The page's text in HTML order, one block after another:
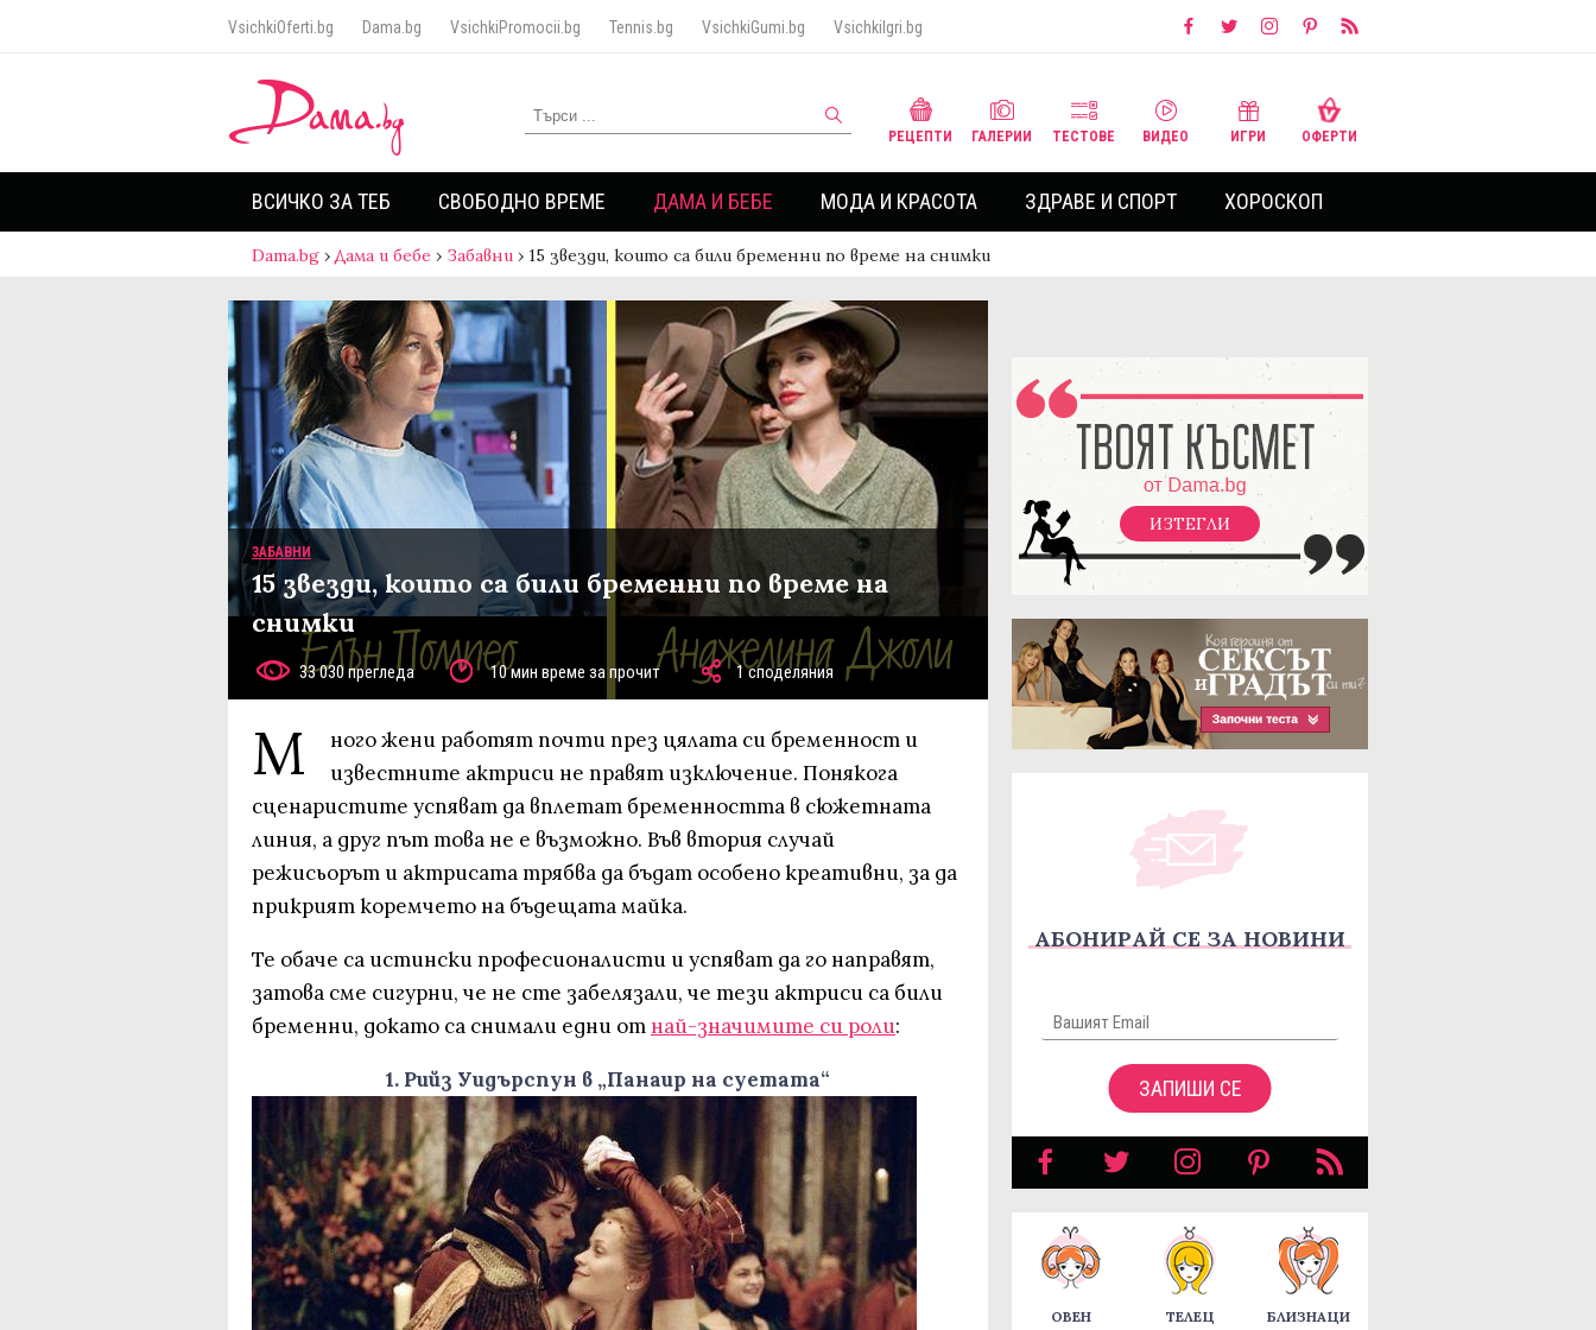
VsichkiOferti.bg Dama.bg VsichkiPromocii.bg Tennis.bg VsichkiGumi.bg VsichkiIgri.bg
РЕЦЕПТИ ГАЛЕРИИ ТЕСТОВЕ ВИДЕО ИГРИ ОФЕРТИ
ВСИЧКО ЗА ТЕБ СВОБОДНО ВРЕМЕ ДАМА И БЕБЕ МОДА И КРАСОТА ЗДРАВЕ И СПОРТ ХОРОСКОП
Dama.bg ›Дама и бебе › Забавни › 15 звезди, които са били бременни по време на снимки
ЗАБАВНИ
15 звезди, които са били бременни по време на
снимки
33 030 прегледа 10 мин време за прочит 1 споделяния
М
ного жени работят почти през цялата си бременност и
известните актриси не правят изключение. Понякога
сценаристите успяват да вплетат бременността в сюжетната
линия, а друг път това не е възможно. Във втория случай
режисьорът и актрисата трябва да бъдат особено креативни, за да
прикрият коремчето на бъдещата майка.
Те обаче са истински професионалисти и успяват да го направят,
затова сме сигурни, че не сте забелязали, че тези актриси са били
бременни, докато са снимали едни от най-значимите си роли:
1. Рийз Уидърспун в „Панаир на суетата“
ИЗТЕГЛИ
АБОНИРАЙ СЕ ЗА НОВИНИ
ЗАПИШИ СЕ
ОВЕН ТЕЛЕЦ БЛИЗНАЦИ